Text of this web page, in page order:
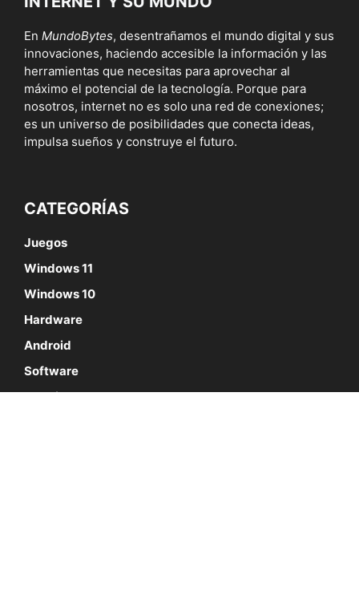
En MundoBytes, desentrañamos el mundo digital y sus
innovaciones, haciendo accesible la información y las
herramientas que necesitas para aprovechar al
máximo el potencial de la tecnología. Porque para
nosotros, internet no es solo una red de conexiones;
es un universo de posibilidades que conecta ideas,
impulsa sueños y construye el futuro.
CATEGORÍAS
Juegos
Windows 11
Windows 10
Hardware
Android
Software
Tutoriales